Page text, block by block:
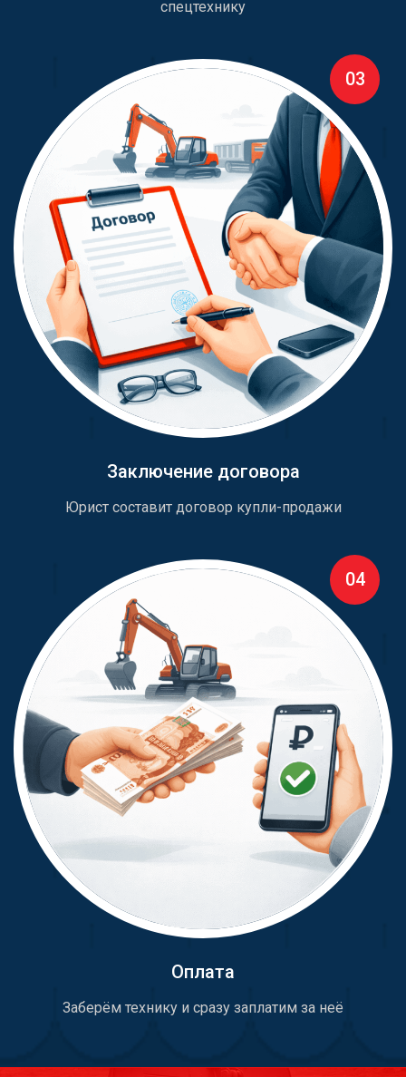
спецтехнику
03
Заключение договора
Юрист составит договор купли-продажи
04
Оплата
Заберём технику и сразу заплатим за неё